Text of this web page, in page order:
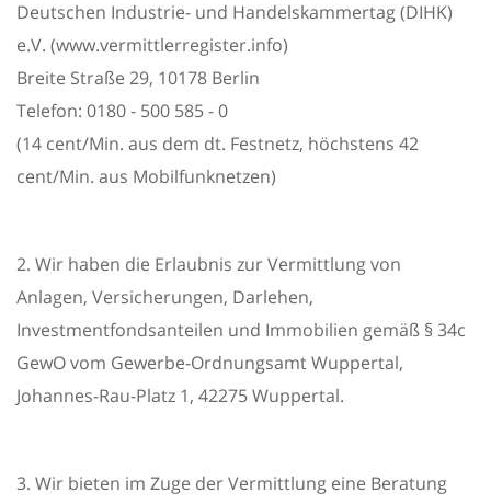
Deutschen Industrie- und Handelskammertag (DIHK)
e.V. (www.vermittlerregister.info)
Breite Straße 29, 10178 Berlin
Telefon: 0180 - 500 585 - 0
(14 cent/Min. aus dem dt. Festnetz, höchstens 42
cent/Min. aus Mobilfunknetzen)
2. Wir haben die Erlaubnis zur Vermittlung von
Anlagen, Versicherungen, Darlehen,
Investmentfondsanteilen und Immobilien gemäß § 34c
GewO vom Gewerbe-Ordnungsamt Wuppertal,
Johannes-Rau-Platz 1, 42275 Wuppertal.
3. Wir bieten im Zuge der Vermittlung eine Beratung